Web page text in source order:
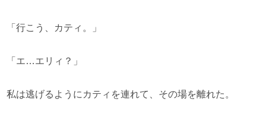
「行こう、カティ。」
「エ…エリィ？」
私は逃げるようにカティを連れて、その場を離れた。